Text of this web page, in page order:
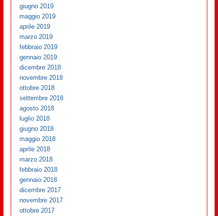
giugno 2019
maggio 2019
aprile 2019
marzo 2019
febbraio 2019
gennaio 2019
dicembre 2018
novembre 2018
ottobre 2018
settembre 2018
agosto 2018
luglio 2018
giugno 2018
maggio 2018
aprile 2018
marzo 2018
febbraio 2018
gennaio 2018
dicembre 2017
novembre 2017
ottobre 2017